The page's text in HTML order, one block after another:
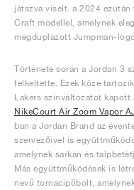
játszva viselt. a 2024
Craft modellel, amelynek
megduplázott Jumpman-
Története során a Jordan 3
felkeltette. Ezek közé
Lakers színváltozatot kapott
NikeCourt Air Zoom Vapor
ban a Jordan Brand az
szervezőivel is
amelynek sarkán és
Más együttműködések is
nevű tornacipőbolt,